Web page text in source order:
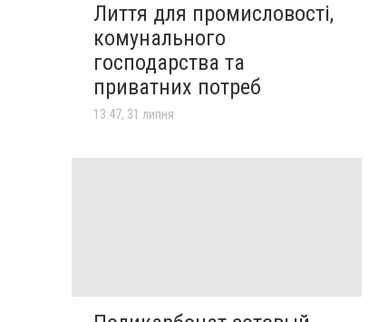
Лиття для промисловості,
комунального
господарства та
приватних потреб
13:47, 31 липня